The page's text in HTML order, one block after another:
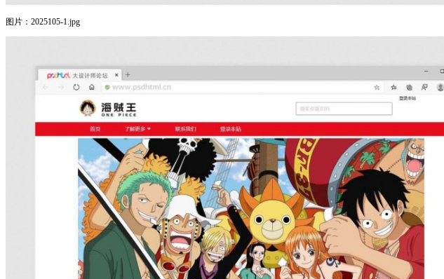
图片：2025105-1.jpg